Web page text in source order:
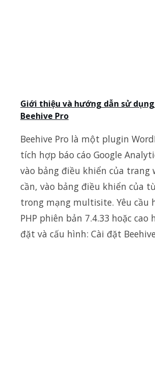
Giới thiệu và hướng dẫn sử
Beehive Pro
Beehive Pro là một plugin
tích hợp báo cáo Google
vào bảng điều khiển của trang
cần, vào bảng điều khiển của
trong mạng multisite. Yêu cầu
PHP phiên bản 7.4.33 hoặc cao
đặt và cấu hình: Cài đặt